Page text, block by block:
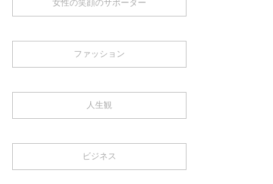
女性の笑顔のサポーター
ファッション
人生観
ビジネス